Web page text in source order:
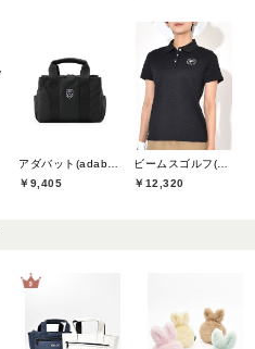
￥9,405
￥12,320